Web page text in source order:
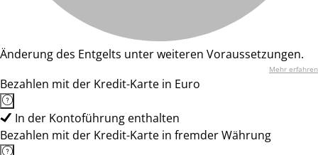
Änderung des Entgelts unter weiteren Voraussetzungen.
Mehr erfahren
Bezahlen mit der Kredit-Karte in Euro
In der Kontoführung enthalten
Bezahlen mit der Kredit-Karte in fremder Währung